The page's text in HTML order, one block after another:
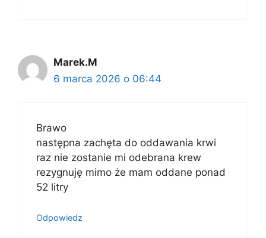
Marek.M
6 marca 2026 o 06:44
Brawo
następna zachęta do oddawania krwi
raz nie zostanie mi odebrana krew
rezygnuję mimo że mam oddane ponad
52 litry
Odpowiedz